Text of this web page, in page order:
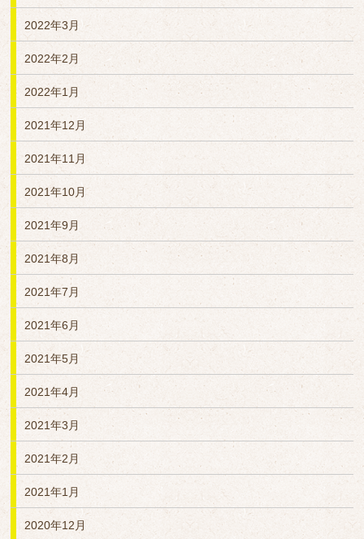
2022年3月
2022年2月
2022年1月
2021年12月
2021年11月
2021年10月
2021年9月
2021年8月
2021年7月
2021年6月
2021年5月
2021年4月
2021年3月
2021年2月
2021年1月
2020年12月